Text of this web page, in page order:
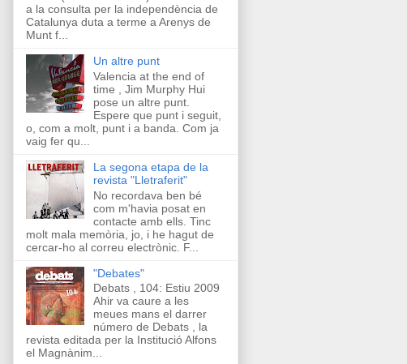
a la consulta per la independència de
Catalunya duta a terme a Arenys de
Munt f...
Un altre punt
Valencia at the end of
time , Jim Murphy Hui
pose un altre punt.
Espere que punt i seguit,
o, com a molt, punt i a banda. Com ja
vaig fer qu...
La segona etapa de la
revista "Lletraferit"
No recordava ben bé
com m'havia posat en
contacte amb ells. Tinc
molt mala memòria, jo, i he hagut de
cercar-ho al correu electrònic. F...
"Debates"
Debats , 104: Estiu 2009
Ahir va caure a les
meues mans el darrer
número de Debats , la
revista editada per la Institució Alfons
el Magnànim...